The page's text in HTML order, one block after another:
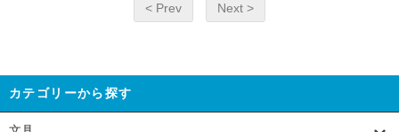
< Prev Next >
カテゴリーから探す